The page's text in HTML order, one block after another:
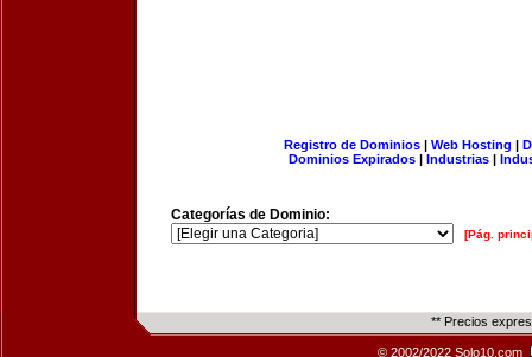
Registro de Dominios| Web Hosting |
Dominios Expirados | Industrias |
Categorías de Dominio:
[Pág.
** Precios
© 2002/2022 Solo10.com